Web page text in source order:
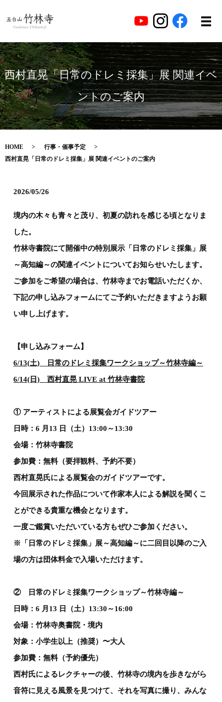
西村直晃「日常のドレミ採集」展 関連イベ
ントのご案内
HOME
行事・催事予定
西村直晃「日常のドレミ採集」展 関連イベントのご案内
2026/05/26
境内の木々も青々と茂り、初夏の訪れを感じる頃となりま
した。
竹林寺書院にて開催中の特別展示「日常のドレミ採集」展
～高知編～の関連イベントについてお知らせいたします。
ご参加をご希望の場合は、竹林寺までお電話いただくか、
下記の申し込みフォームにてご予約いただきますようお願
い申し上げます。
【申し込みフォーム】
6/13(土) 日常のドレミ採集ワークショップ～竹林寺編～
6/14(日) 西村直晃 LIVE at 竹林寺書院
① アーティストによる展覧会ガイドツアー
日時：6 月13 日（土）13:00～13:30
会場：竹林寺書院
参加費：無料（要拝観料、予約不要）
西村直晃氏による展覧会のガイドツアーです。
今回展示された作品について作家本人による解説を聞くこ
とができる貴重な機会となります。
一度ご鑑賞いただいている方もぜひご参加ください。
※「日常のドレミ採集」展～高知編～に二回目以降のご入
場の方は団体料金で入場いただけます。
② 日常のドレミ採集ワークショップ～竹林寺編～
日時：6 月13 日（土）13:30～16:00
会場：竹林寺奥書院・境内
対象：小学生以上（推奨）〜大人
参加費：無料（予約優先）
西村氏によるレクチャーの後、竹林寺の境内を歩きながら
音符に見える風景を見つけて、それを写真に撮り、みんな